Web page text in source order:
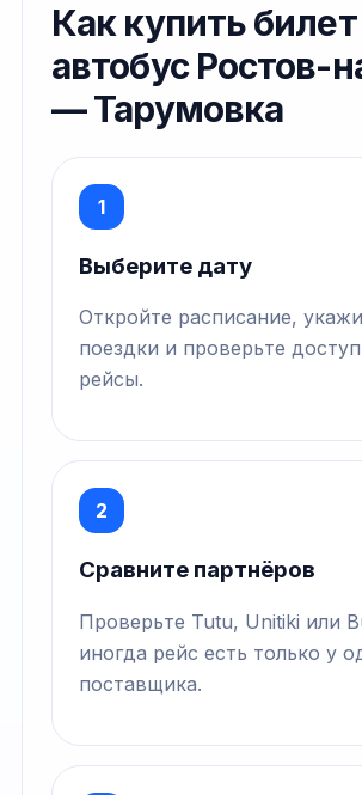
Как купить
автобус Ростов-
— Тарумовка
1
Выберите дату
Откройте расписание,
поездки и проверьте
рейсы.
2
Сравните партнёров
Проверьте Tutu, Unitiki или
иногда рейс есть только у
поставщика.